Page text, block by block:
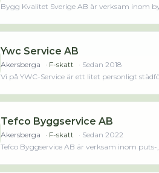
Bygg Kvalitet Sverige AB är verksam inom
Ywc Service AB
Akersberga · F-skatt · Sedan 2018
Vi på YWC-Service är ett litet personligt
hålla en mycket god kvalité på alla våra
Tefco Byggservice AB
Akersberga · F-skatt · Sedan 2022
Tefco Byggservice AB är verksam inom